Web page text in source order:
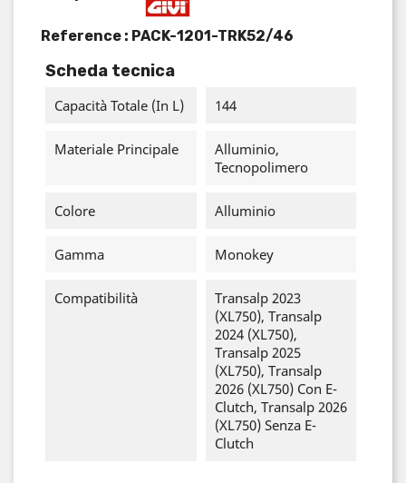
Reference : PACK-1201-TRK52/46
Scheda tecnica
Capacità Totale (in L) 144
Materiale Principale
Alluminio,
Tecnopolimero
Colore Alluminio
Gamma Monokey
Compatibilità
Transalp 2023
(XL750), Transalp
2024 (XL750),
Transalp 2025
(XL750), Transalp
2026 (XL750) Con E-
Clutch, Transalp 2026
(XL750) Senza E-
Clutch